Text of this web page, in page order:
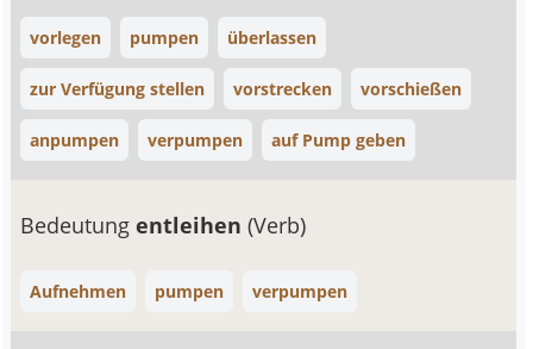
vorlegen pumpen überlassen
zur Verfügung stellen vorstrecken vorschießen
anpumpen verpumpen auf Pump geben
Bedeutungentleihen(Verb)
Aufnehmen pumpen verpumpen